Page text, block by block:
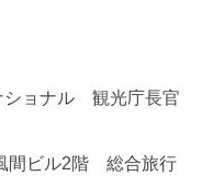
ショナル 観光庁長官
間ビル2階 総合旅行